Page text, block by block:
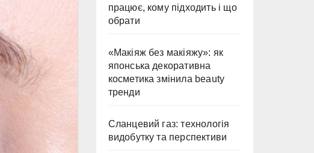
працює, кому підходить і що
обрати
«Макіяж без макіяжу»: як
японська декоративна
косметика змінила beauty
тренди
Сланцевий газ: технологія
видобутку та перспективи